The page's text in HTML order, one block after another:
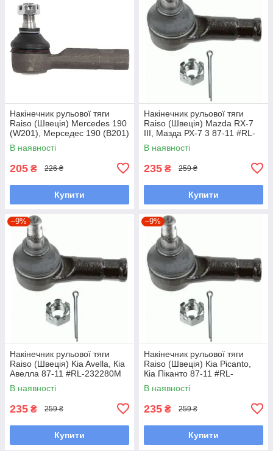
Накінечник рульової тяги
Raiso (Швеція) Mercedes 190
(W201), Мерседес 190 (В201)
82-93 #RL-338110M
UAGKZRA7
В наявності
205 ₴ 226 ₴
Купити
Накінечник рульової тяги
Raiso (Швеція) Mazda RX-7
III, Мазда РХ-7 3 87-11 #RL-
232280M UAWSCEN7
В наявності
235 ₴ 259 ₴
Купити
–9%
Накінечник рульової тяги
Raiso (Швеція) Kia Avella, Кіа
Авелла 87-11 #RL-232280M
UALPSKZ7
В наявності
235 ₴ 259 ₴
Купити
–9%
Накінечник рульової тяги
Raiso (Швеція) Kia Picanto,
Кіа Піканто 87-11 #RL-
232280M UAYINBP7
В наявності
235 ₴ 259 ₴
Купити